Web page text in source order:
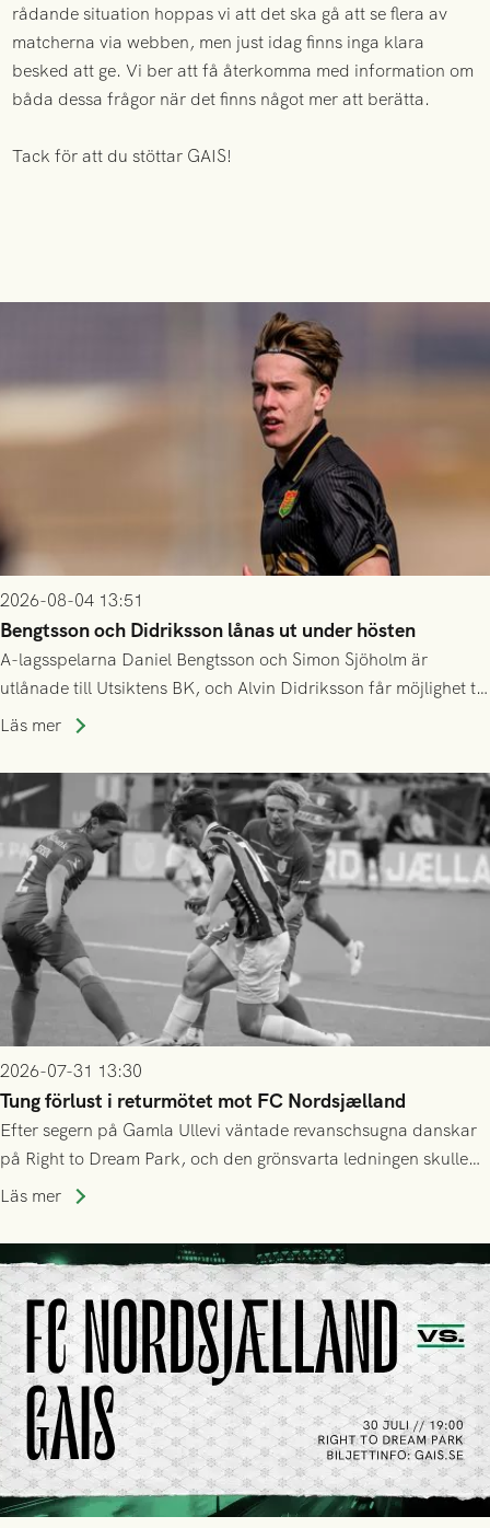
rådande situation hoppas vi att det ska gå att se flera av
matcherna via webben, men just idag finns inga klara
besked att ge. Vi ber att få återkomma med information om
båda dessa frågor när det finns något mer att berätta.
Tack för att du stöttar GAIS!
2026-08-04 13:51
Bengtsson och Didriksson lånas ut under hösten
A-lagsspelarna Daniel Bengtsson och Simon Sjöholm är
utlånade till Utsiktens BK, och Alvin Didriksson får möjlighet till
speltid i Hestrafors genom föreningssamarbete.
Läs mer
2026-07-31 13:30
Tung förlust i returmötet mot FC Nordsjælland
Efter segern på Gamla Ullevi väntade revanschsugna danskar
på Right to Dream Park, och den grönsvarta ledningen skulle
upphöra efter mindre än kvarten spelad. På lika mark visade
tennissiffror och det grönsvarta europaäventyret tog slut.
Läs mer